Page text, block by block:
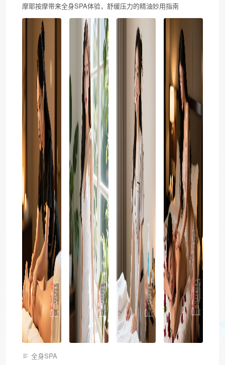
摩耶按摩带来全身SPA体验，舒缓压力的精油妙用指南
全身SPA